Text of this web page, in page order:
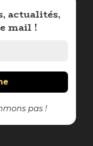
actualités,
mail !
pas !